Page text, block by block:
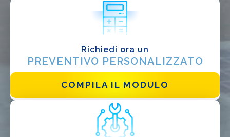
Richiedi ora un
PREVENTIVO PERSONALIZZATO
COMPILA IL MODULO
Installatore
Progettista
Altro